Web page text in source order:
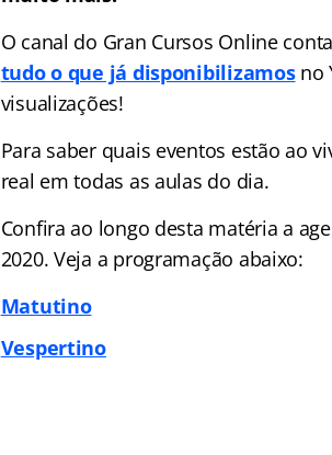
O canal do Gran Cursos Online
tudo o que já disponibilizamosno
visualizações!
Para saber quais eventos estão ao
real em todas as aulas do dia.
Confira ao longo desta matéria a
2020. Veja a programação abaixo:
Matutino
Vespertino